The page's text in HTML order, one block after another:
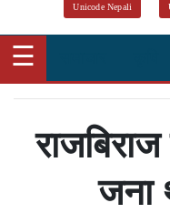
Unicode Nepali
☰
जना